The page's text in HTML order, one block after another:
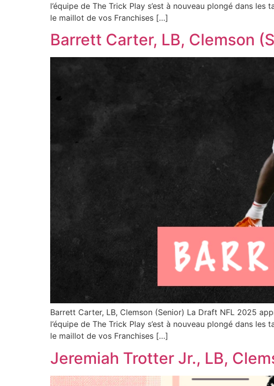
l’équipe de The Trick Play s’est à nouveau plongé dans
le maillot de vos Franchises […]
Barrett Carter, LB, Clemson
Barrett Carter, LB, Clemson (Senior) La Draft NFL 2025
l’équipe de The Trick Play s’est à nouveau plongé dans
le maillot de vos Franchises […]
Jeremiah Trotter Jr., LB,